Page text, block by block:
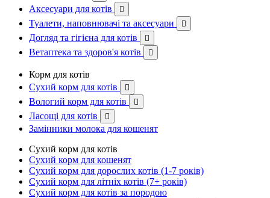
Аксесуари для котів 
Туалети, наповнювачі та аксесуари 
Догляд та гігієна для котів 
Ветаптека та здоров'я котів 
Корм для котів
Сухий корм для котів

Вологий корм для котів 
Ласощі для котів 
Замінники молока для кошенят
Сухий корм для котів
Сухий корм для кошенят
Сухий корм для дорослих котів (1-7 років)
Сухий корм для літніх котів (7+ років)
Сухий корм для котів за породою